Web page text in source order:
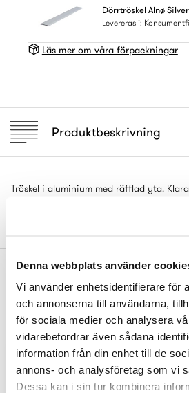
Denna webbplats använder
Vi använder enhetsidentifierare för
och annonserna till användarna,
för sociala medier och analysera
vidarebefordrar även sådana
information från din enhet till de
annons- och analysföretag som vi
Dessa kan i sin tur kombinera
Dörrtröskel Alnø
Levereras i:
Läs mer om våra förpackningar
Produktbeskrivning
Tröskel i aluminium med räfflad yta.
Mått och dimensioner
Komplettera gärna med